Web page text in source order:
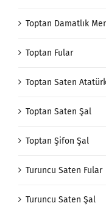
Toptan Damatlık
Toptan Fular
Toptan Saten
Toptan Saten Şal
Toptan Şifon Şal
Turuncu Saten Fular
Turuncu Saten Şal